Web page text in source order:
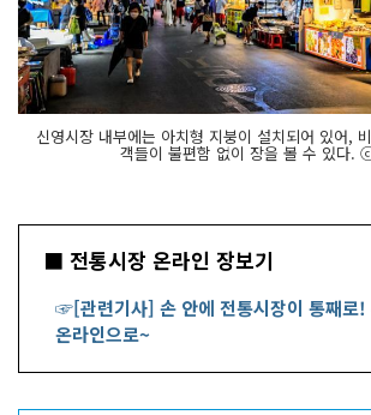
신영시장 내부에는 아치형 지붕이 설치되어 있어,
객들이 불편함 없이 장을 볼 수 있다.
■ 전통시장 온라인 장보기
☞[관련기사] 손 안에 전통시장이 통째로!
온라인으로~